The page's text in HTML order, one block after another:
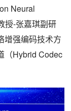
Neural
授-张嘉琪副研
增强编码技术方
（Hybrid Codec